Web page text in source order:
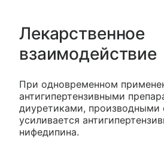
Лекарственное
взаимодействие
При одновременном
антигипертензивными
диуретиками, производными
усиливается
нифедипина.